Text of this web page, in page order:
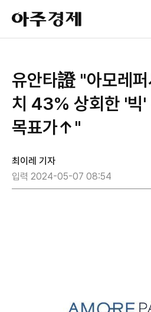
아
주
경
유안타證 "아모레퍼
치 43% 상회한 '빅
목표가↑"
최이레 기자
입력 2024-05-07 08:54